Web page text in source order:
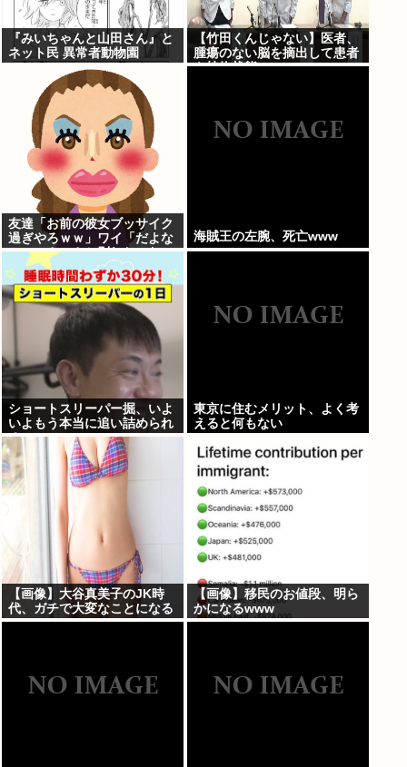
『みいちゃんと山田さん』と
ネット民 異常者動物園
【竹田くんじゃない】医者、
腫瘍のない脳を摘出して患者
を植物状態に
友達「お前の彼女ブッサイク
過ぎやろｗｗ」ワイ「だよな
ｗｗｗさっさと別れたいわｗ
ｗｗ」
海賊王の左腕、死亡www
ショートスリーパー掘、いよ
いよもう本当に追い詰められ
る
東京に住むメリット、よく考
えると何もない
【画像】大谷真美子のJK時
代、ガチで大変なことになる
www
【画像】移民のお値段、明ら
かになるwww